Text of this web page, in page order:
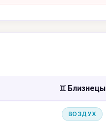
♊ Близнецы
ВОЗДУХ